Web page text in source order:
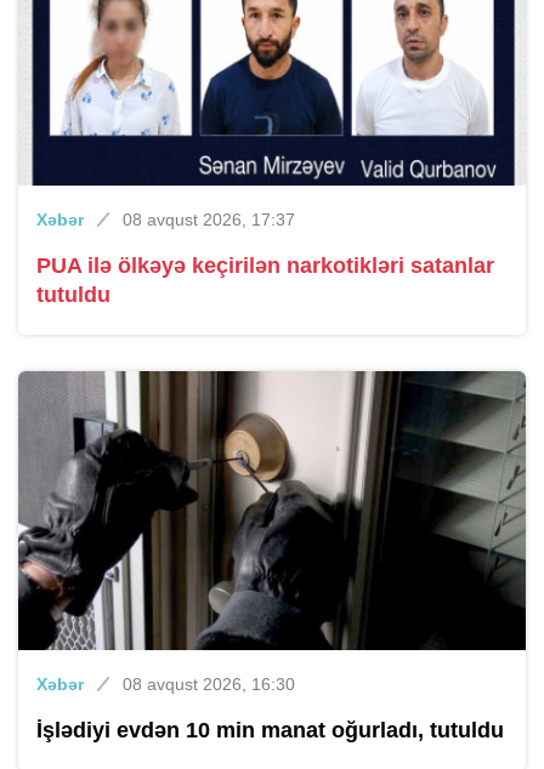
Xəbər 08 avqust 2026, 17:37
PUA ilə ölkəyə keçirilən narkotikləri satanlar
tutuldu
Xəbər 08 avqust 2026, 16:30
İşlədiyi evdən 10 min manat oğurladı, tutuldu